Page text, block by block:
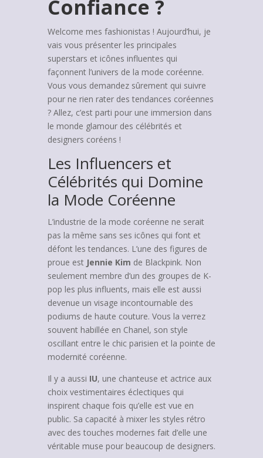
Confiance ?
Welcome mes fashionistas ! Aujourd’hui, je
vais vous présenter les principales
superstars et icônes influentes qui
façonnent l’univers de la mode coréenne.
Vous vous demandez sûrement qui suivre
pour ne rien rater des tendances coréennes
? Allez, c’est parti pour une immersion dans
le monde glamour des célébrités et
designers coréens !
Les Influencers et
Célébrités qui Domine
la Mode Coréenne
L’industrie de la mode coréenne ne serait
pas la même sans ses icônes qui font et
défont les tendances. L’une des figures de
proue est Jennie Kim de Blackpink. Non
seulement membre d’un des groupes de K-
pop les plus influents, mais elle est aussi
devenue un visage incontournable des
podiums de haute couture. Vous la verrez
souvent habillée en Chanel, son style
oscillant entre le chic parisien et la pointe de
modernité coréenne.
Il y a aussi IU, une chanteuse et actrice aux
choix vestimentaires éclectiques qui
inspirent chaque fois qu’elle est vue en
public. Sa capacité à mixer les styles rétro
avec des touches modernes fait d’elle une
véritable muse pour beaucoup de designers.